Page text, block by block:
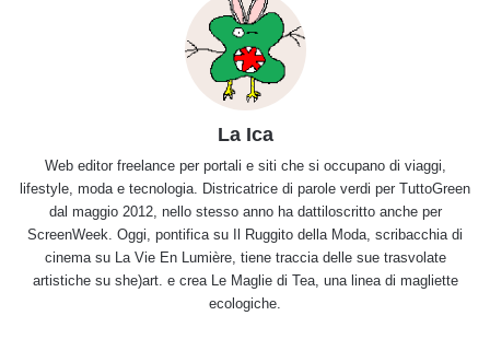
La Ica
Web editor freelance per portali e siti che si occupano di viaggi,
lifestyle, moda e tecnologia. Districatrice di parole verdi per TuttoGreen
dal maggio 2012, nello stesso anno ha dattiloscritto anche per
ScreenWeek. Oggi, pontifica su Il Ruggito della Moda, scribacchia di
cinema su La Vie En Lumière, tiene traccia delle sue trasvolate
artistiche su she)art. e crea Le Maglie di Tea, una linea di magliette
ecologiche.